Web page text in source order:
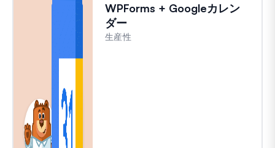
WPForms + Googleカレン
ダー
生産性